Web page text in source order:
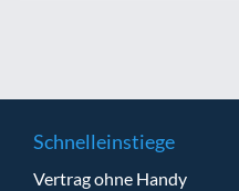
Schnelleinstiege
Vertrag ohne Handy